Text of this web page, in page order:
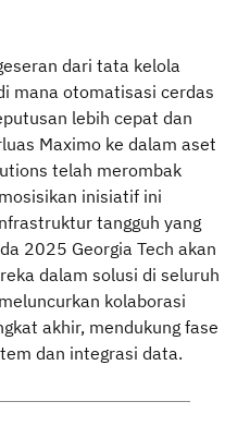
dari tata kelola
mana otomatisasi cerdas
lebih cepat dan
Maximo ke dalam aset
telah merombak
inisiatif ini
tangguh yang
2025 Georgia Tech akan
dalam solusi di seluruh
kolaborasi
akhir, mendukung fase
dan integrasi data.